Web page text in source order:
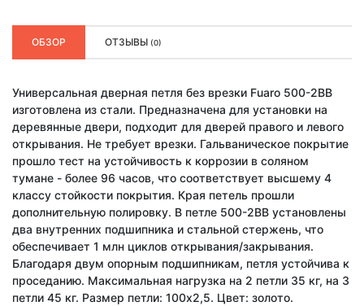
ОБЗОР ОТЗЫВЫ (0)
Универсальная дверная петля без врезки Fuaro 500-2BB
изготовлена из стали. Предназначена для установки на
деревянные двери, подходит для дверей правого и левого
открывания. Не требует врезки. Гальваническое покрытие
прошло тест на устойчивость к коррозии в соляном
тумане - более 96 часов, что соответствует высшему 4
классу стойкости покрытия. Края петель прошли
дополнительную полировку. В петле 500-2BB установлены
два внутренних подшипника и стальной стержень, что
обеспечивает 1 млн циклов открывания/закрывания.
Благодаря двум опорным подшипникам, петля устойчива к
проседанию. Максимальная нагрузка на 2 петли 35 кг, на 3
петли 45 кг. Размер петли: 100x2,5. Цвет: золото.